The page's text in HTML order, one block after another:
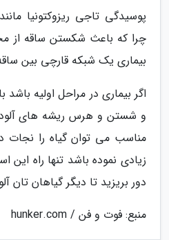
پوسیدگی تاجی ریزوکتونیا
چرا که باعث شکستن ساقه از
بیماری یک شبکه قارچی بین
اگر بیماری در مراحل اولیه
و شستن و هرس ریشه های
مناسب می توان گیاه را نجات
زیادی نموده باشد تنها راه این
دور بریزید تا دیگر گیاهان تان
منبع: فوت و فن / hunker.com